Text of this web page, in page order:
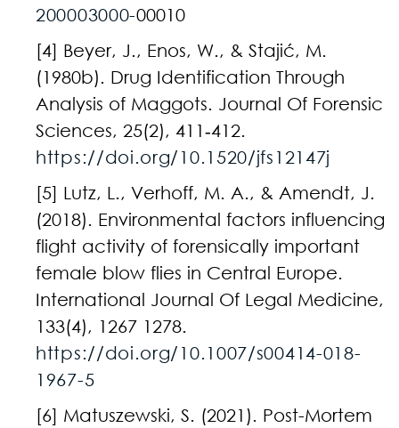
200003000-00010
[4] Beyer, J., Enos, W., & Stajić, M.
(1980b). Drug Identification Through
Analysis of Maggots. Journal Of Forensic
Sciences, 25(2), 411‑412.
https://doi.org/10.1520/jfs12147j
[5] Lutz, L., Verhoff, M. A., & Amendt, J.
(2018). Environmental factors influencing
flight activity of forensically important
female blow flies in Central Europe.
International Journal Of Legal Medicine,
133(4), 1267 1278.
https://doi.org/10.1007/s00414-018-
1967-5
[6] Matuszewski, S. (2021). Post-Mortem